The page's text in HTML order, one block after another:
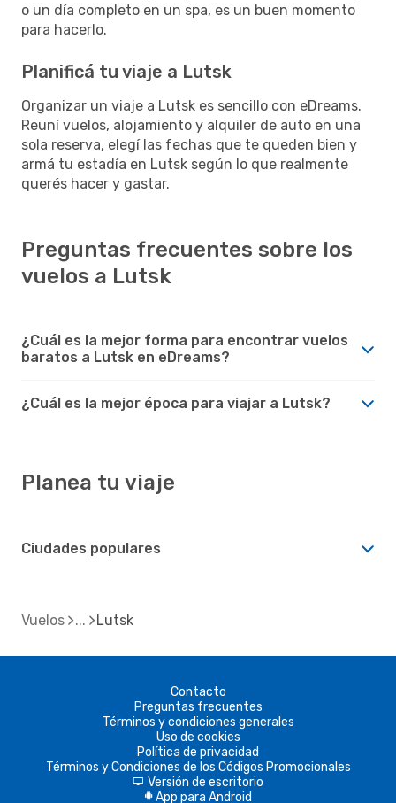
o un día completo en un spa, es un buen momento
para hacerlo.
Planificá tu viaje a Lutsk
Organizar un viaje a Lutsk es sencillo con eDreams.
Reuní vuelos, alojamiento y alquiler de auto en una
sola reserva, elegí las fechas que te queden bien y
armá tu estadía en Lutsk según lo que realmente
querés hacer y gastar.
Preguntas frecuentes sobre los
vuelos a Lutsk
¿Cuál es la mejor forma para encontrar vuelos
baratos a Lutsk en eDreams?
¿Cuál es la mejor época para viajar a Lutsk?
Planea tu viaje
Ciudades populares
Vuelos Lutsk
Contacto
Preguntas frecuentes
Términos y condiciones generales
Uso de cookies
Política de privacidad
Términos y Condiciones de los Códigos Promocionales
d Versión de escritorio
A App para Android